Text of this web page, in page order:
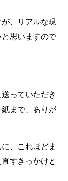
、リアルな現
思いますので
っていただき
まで、ありが
、これほどま
すきっかけと